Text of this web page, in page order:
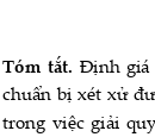
Tóm tắt. Định giá
chuẩn bị xét xử
trong việc giải